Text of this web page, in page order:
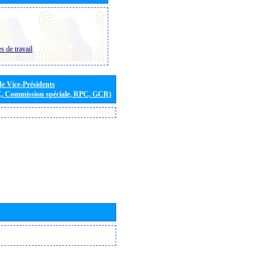
de travail
Vice-Présidents
spéciale, RPC, GCR)